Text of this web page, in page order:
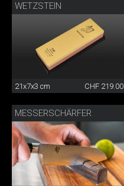
WETZSTEIN
21x7x3 cm CHF 219.00
MESSERSCHÄRFER